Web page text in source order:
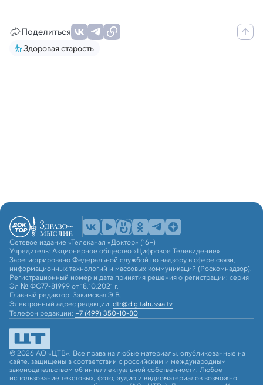
Поделиться
Здоровая старость
Сетевое издание «Телеканал «Доктор» (16+)
Учредитель: Акционерное общество «Цифровое Телевидение».
Зарегистрировано Федеральной службой по надзору в сфере связи,
информационных технологий и массовых коммуникаций (Роскомнадзор).
Регистрационный номер и дата принятия решения о регистрации: серия
Эл № ФС77-81999 от 18.10.2021 г.
Главный редактор: Закамская Э.В.
Электронный адрес редакции: dtr@digitalrussia.tv
Телефон редакции: +7 (499) 350-10-80
© 2026 АО «ЦТВ». Все права на любые материалы, опубликованные на
сайте, защищены в соответствии с российским и международным
законодательством об интеллектуальной собственности. Любое
использование текстовых, фото, аудио и видеоматериалов возможно